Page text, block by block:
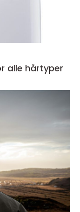
for alle hårtyper